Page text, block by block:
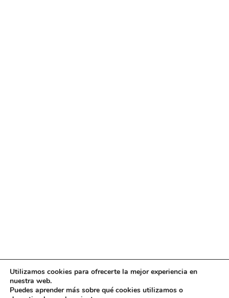
Utilizamos cookies para ofrecerte la mejor experiencia en
nuestra web.
Puedes aprender más sobre qué cookies utilizamos o